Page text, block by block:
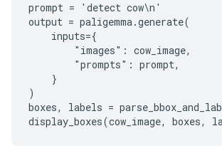
prompt = 'detect cow\n'
output = paligemma.generate(
    inputs={
        "images": cow_image,
        "prompts": prompt,
    }
)
boxes, labels =